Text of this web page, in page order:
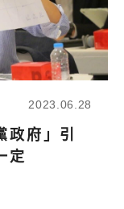
2023.06.28
政府」引
定